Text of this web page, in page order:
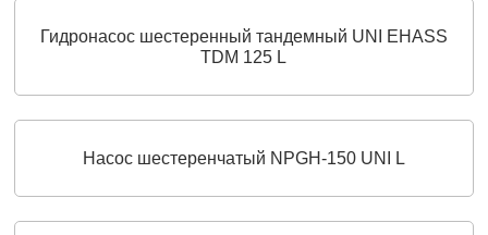
Гидронасос шестеренный тандемный UNI EHASS
TDM 125 L
Насос шестеренчатый NPGH-150 UNI L